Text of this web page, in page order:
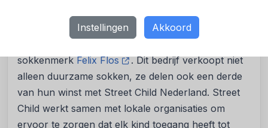
Instellingen Akkoord
Soms is het gekozen goede doel een persoonlijke
sokkenmerkFelix Flos
. Dit bedrijf verkoopt niet
alleen duurzame sokken, ze delen ook een derde
van hun winst met Street Child Nederland. Street
Child werkt samen met lokale organisaties om
ervoor te zorgen dat elk kind toegang heeft tot